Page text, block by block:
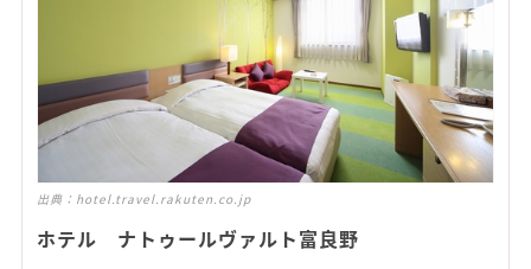
出典： hotel.travel.rakuten.co.jp
ホテル ナトゥールヴァルト富良野